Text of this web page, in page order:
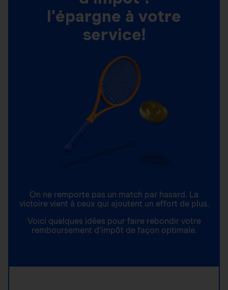
l’épargne à votre
service!
On ne remporte pas un match par hasard. La
victoire vient à ceux qui ajoutent un effort de plus.
Voici quelques idées pour faire rebondir votre
remboursement d’impôt de façon optimale.